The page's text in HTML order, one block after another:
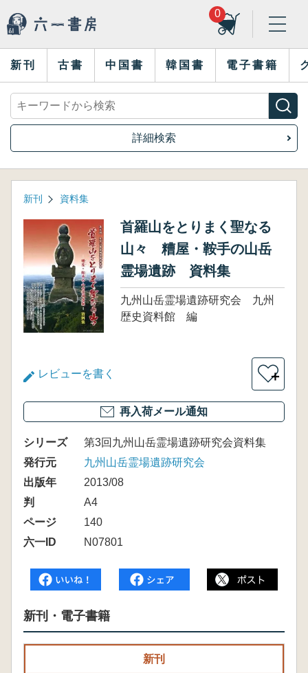
0
新刊 古書 中国書 韓国書 電子書籍
詳細検索
新刊 資料集
首羅山をとりまく聖なる
山々 糟屋・鞍手の山岳
霊場遺跡 資料集
九州山岳霊場遺跡研究会 九州
歴史資料館 編
レビューを書く ＋
再入荷メール通知
シリーズ
第3回九州山岳霊場遺跡研究会資料集
発行元
九州山岳霊場遺跡研究会
出版年
2013/08
判
A4
ページ
140
六一ID
N07801
新刊・電子書籍
新刊